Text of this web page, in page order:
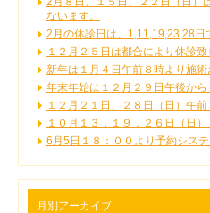
ないます。
2月の休診日は、1,11,19,23,28日
１２月２５日は都合により休診致
新年は１月４日午前８時より施術
年末年始は１２月２９日午後から
１２月２１日、２８日（日）午
１０月１３，１９，２６日（日
6月5日１８：００より予約シス
月別アーカイブ